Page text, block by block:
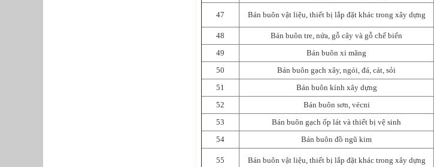
47 Bán buôn vật liệu, thiết bị lắp đặt khác trong xây dựng
48 Bán buôn tre, nứa, gỗ cây và gỗ chế biến
49
Bán buôn xi măng
50
Bán buôn gạch xây, ngói, đá, cát, sỏi
51
Bán buôn kính xây dựng
52
Bán buôn sơn, vécni
53
Bán buôn gạch ốp lát và thiết bị vệ sinh
54
Bán buôn đồ ngũ kim
55 Bán buôn vật liệu, thiết bị lắp đặt khác trong xây dựng